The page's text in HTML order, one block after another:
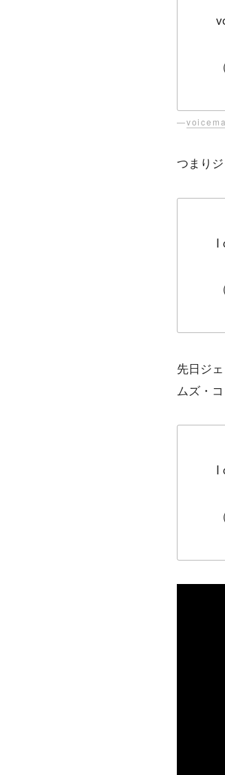
—
つまり
I
先日ジ
ムズ・
I